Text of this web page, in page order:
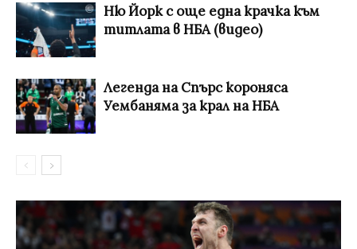
Ню Йорк с още една крачка към
титлата в НБА (видео)
Легенда на Спърс короняса
Уембаняма за крал на НБА